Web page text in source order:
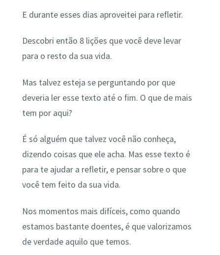
E durante esses dias aproveitei para refletir.
Descobri então 8 lições que você deve levar
para o resto da sua vida.
Mas talvez esteja se perguntando por que
deveria ler esse texto até o fim. O que de mais
tem por aqui?
É só alguém que talvez você não conheça,
dizendo coisas que ele acha. Mas esse texto é
para te ajudar a refletir, e pensar sobre o que
você tem feito da sua vida.
Nos momentos mais difíceis, como quando
estamos bastante doentes, é que valorizamos
de verdade aquilo que temos.